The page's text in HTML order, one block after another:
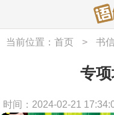
当前位置： 首页 > 书
专
时间：2024-02-21